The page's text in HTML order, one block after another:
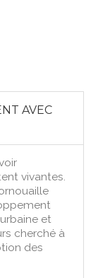
AVEC
vivantes.
et
cherché à
des